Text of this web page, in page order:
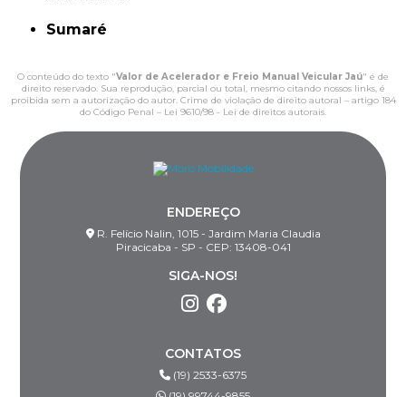
Sumaré
O conteúdo do texto "Valor de Acelerador e Freio Manual Veicular Jaú" é de
direito reservado. Sua reprodução, parcial ou total, mesmo citando nossos links, é
proibida sem a autorização do autor. Crime de violação de direito autoral – artigo 184
do Código Penal – Lei 9610/98 - Lei de direitos autorais.
ENDEREÇO
R. Felício Nalin, 1015 - Jardim Maria Claudia
Piracicaba - SP - CEP: 13408-041
SIGA-NOS!
CONTATOS
(19) 2533-6375